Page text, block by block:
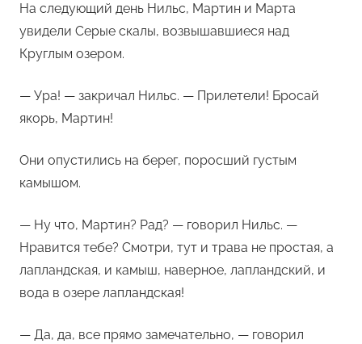
На следующий день Нильс, Мартин и Марта
увидели Серые скалы, возвышавшиеся над
Круглым озером.
— Ура! — закричал Нильс. — Прилетели! Бросай
якорь, Мартин!
Они опустились на берег, поросший густым
камышом.
— Ну что, Мартин? Рад? — говорил Нильс. —
Нравится тебе? Смотри, тут и трава не простая, а
лапландская, и камыш, наверное, лапландский, и
вода в озере лапландская!
— Да, да, все прямо замечательно, — говорил